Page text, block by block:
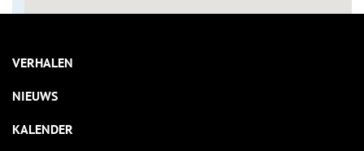
VERHALEN
NIEUWS
KALENDER